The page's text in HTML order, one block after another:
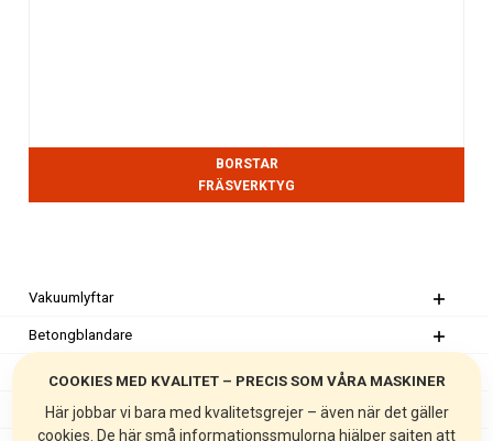
COOKIES MED KVALITET – PRECIS SOM VÅRA MASKINER
Här jobbar vi bara med kvalitetsgrejer – även när det gäller
cookies. De här små informationssmulorna hjälper sajten att
BORSTAR
FRÄSVERKTYG
Vakuumlyftar
Betongblandare
Genomströmningsblandare